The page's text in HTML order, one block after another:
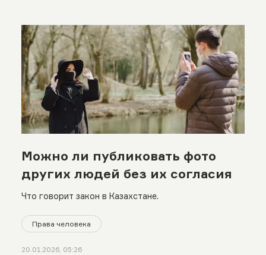
Можно ли публиковать фото
других людей без их согласия
Что говорит закон в Казахстане.
Права человека
20.01.2026, 05:26